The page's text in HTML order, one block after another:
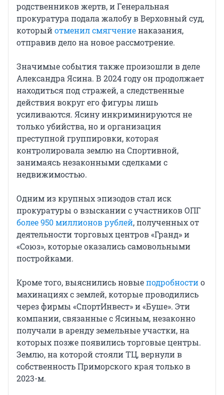
родственников жертв, и Генеральная
прокуратура подала жалобу в Верховный суд,
которыйотменил смягчениенаказания,
отправив дело на новое рассмотрение.
Значимые события также произошли в деле
Александра Ясина. В 2024 году он продолжает
находиться под стражей, а следственные
действия вокруг его фигуры лишь
усиливаются. Ясину инкриминируются не
только убийства, но и организация
преступной группировки, которая
контролировала землю на Спортивной,
занимаясь незаконными сделками с
недвижимостью.
Одним из крупных эпизодов стал иск
прокуратуры о взыскании с участников ОПГ
более 950 миллионов рублей, полученных от
деятельности торговых центров «Гранд» и
«Союз», которые оказались самовольными
постройками.
Кроме того, выяснились новыеподробностио
махинациях с землей, которые проводились
через фирмы «СпортИнвест» и «Буше». Эти
компании, связанные с Ясиным, незаконно
получали в аренду земельные участки, на
которых позже появились торговые центры.
Землю, на которой стояли ТЦ, вернули в
собственность Приморского края только в
2023-м.